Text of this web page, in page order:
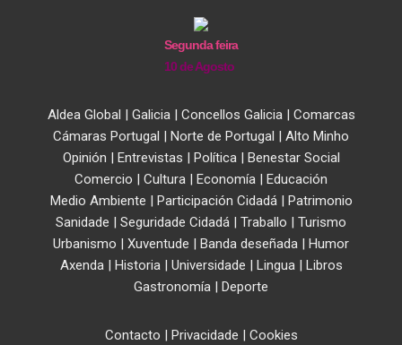
Segunda feira
10 de Agosto
Aldea Global | Galicia| Concellos Galicia| Comarcas
Cámaras Portugal | Norte de Portugal | Alto Minho
Opinión | Entrevistas | Política| Benestar Social
Comercio | Cultura | Economía | Educación
Medio Ambiente | Participación Cidadá| Patrimonio
Sanidade | Seguridade Cidadá | Traballo | Turismo
Urbanismo | Xuventude | Banda deseñada | Humor
Axenda| Historia| Universidade | Lingua| Libros
Gastronomía | Deporte
Contacto | Privacidade | Cookies